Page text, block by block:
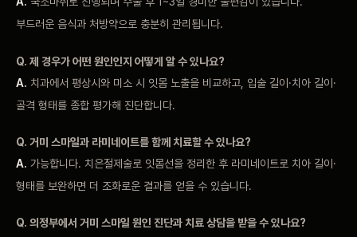
부드러운 음식과 처방약으로 충분히 관리됩니다.
Q. 제 경우가 어떤 원인인지 어떻게 알 수 있나요?
A. 치과에서 평상시와 미소 시 잇몸 노출을 비교하고, 입술 길이·치아 길이·
골격 형태를 종합 평가해 진단합니다.
Q. 거미 스마일과 라미네이트를 함께 치료할 수 있나요?
A. 가능합니다. 치은절제술로 잇몸선을 정리한 후 라미네이트로 치아 길이·
형태를 보완하면 더 조화로운 결과를 얻을 수 있습니다.
Q. 의정부에서 거미 스마일 원인 진단과 치료 상담을 받을 수 있나요?